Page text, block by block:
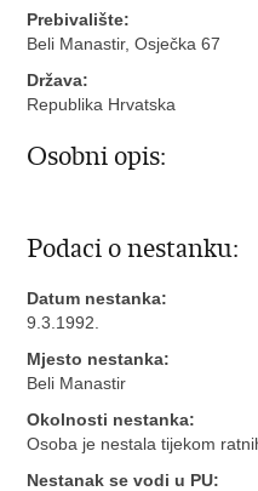
Prebivalište:
Beli Manastir, Osječka 67
Država:
Republika Hrvatska
Osobni opis:
Podaci o nestanku:
Datum nestanka:
9.3.1992.
Mjesto nestanka:
Beli Manastir
Okolnosti nestanka:
Osoba je nestala tijekom
Nestanak se vodi u PU: